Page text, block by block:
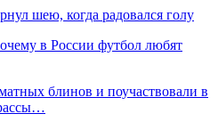
шею, когда радовался голу
в России футбол любят
блинов и поучаствовали в